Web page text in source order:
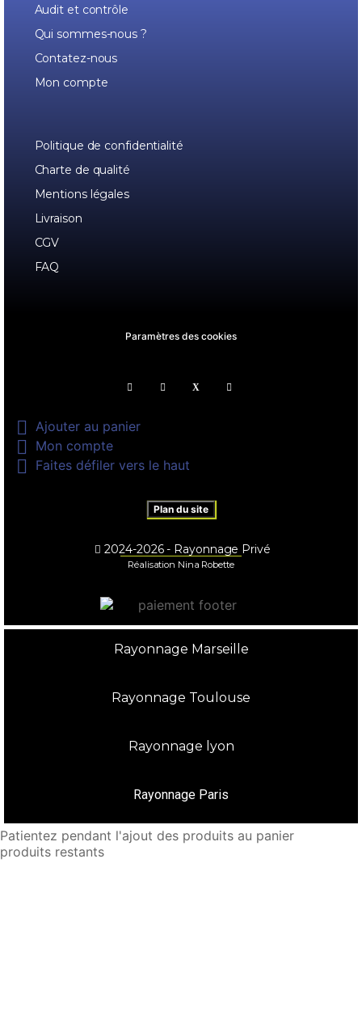
Audit et contrôle
Qui sommes-nous ?
Contatez-nous
Mon compte
Politique de confidentialité
Charte de qualité
Mentions légales
Livraison
CGV
FAQ
Paramètres des cookies
 Ajouter au panier
 Mon compte
 Faites défiler vers le haut
Plan du site
2024-2026 - Rayonnage Privé
Réalisation Nina Robette
Rayonnage Marseille
Rayonnage Toulouse
Rayonnage lyon
Rayonnage Paris
Patientez pendant l'ajout des produits au panier
produits restants